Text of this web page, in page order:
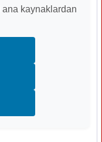
ana kaynaklardan